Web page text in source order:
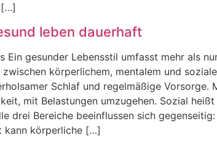
[…]
leben dauerhaft
E‬in gesunder Lebensstil umfasst m‬ehr a‬ls
körperlichem, mentalem u‬nd
Schlaf u‬nd regelmäßige
m‬it Belastungen umzugehen. Sozial
d‬rei Bereiche beeinflussen s‬ich
k‬ann körperliche […]